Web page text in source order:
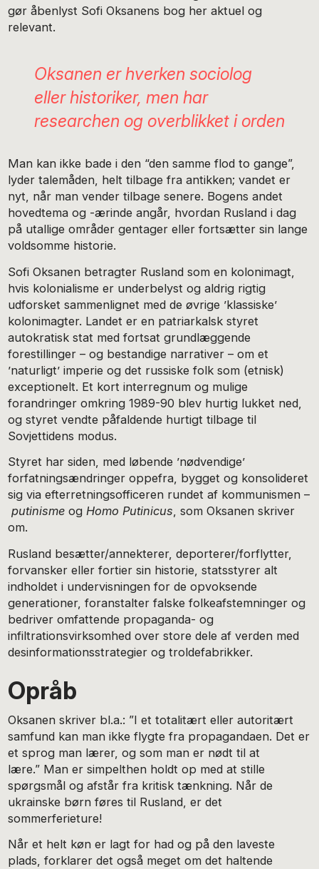
gør åbenlyst Sofi Oksanens bog her aktuel og
relevant.
Oksanen er hverken sociolog
eller historiker, men har
researchen og overblikket i orden
Man kan ikke bade i den “den samme flod to gange”,
lyder talemåden, helt tilbage fra antikken; vandet er
nyt, når man vender tilbage senere. Bogens andet
hovedtema og -ærinde angår, hvordan Rusland i dag
på utallige områder gentager eller fortsætter sin lange
voldsomme historie.
Sofi Oksanen betragter Rusland som en kolonimagt,
hvis kolonialisme er underbelyst og aldrig rigtig
udforsket sammenlignet med de øvrige ’klassiske’
kolonimagter. Landet er en patriarkalsk styret
autokratisk stat med fortsat grundlæggende
forestillinger – og bestandige narrativer – om et
’naturligt’ imperie og det russiske folk som (etnisk)
exceptionelt. Et kort interregnum og mulige
forandringer omkring 1989-90 blev hurtig lukket ned,
og styret vendte påfaldende hurtigt tilbage til
Sovjettidens modus.
Styret har siden, med løbende ’nødvendige’
forfatningsændringer oppefra, bygget og konsolideret
sig via efterretningsofficeren rundet af kommunismen –
putinisme ogHomo Putinicus, som Oksanen skriver
om.
Rusland besætter/annekterer, deporterer/forflytter,
forvansker eller fortier sin historie, statsstyrer alt
indholdet i undervisningen for de opvoksende
generationer, foranstalter falske folkeafstemninger og
bedriver omfattende propaganda- og
infiltrationsvirksomhed over store dele af verden med
desinformationsstrategier og troldefabrikker.
Opråb
Oksanen skriver bl.a.: ”I et totalitært eller autoritært
samfund kan man ikke flygte fra propagandaen. Det er
et sprog man lærer, og som man er nødt til at
lære.” Man er simpelthen holdt op med at stille
spørgsmål og afstår fra kritisk tænkning. Når de
ukrainske børn føres til Rusland, er det
sommerferieture!
Når et helt køn er lagt for had og på den laveste
plads, forklarer det også meget om det haltende